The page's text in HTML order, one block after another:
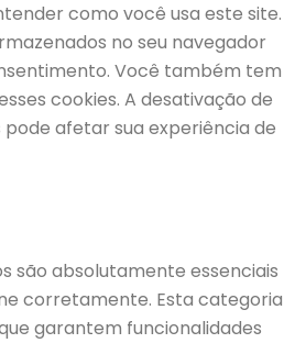
como você usa este site.
no seu navegador
Você também tem
cookies. A desativação de
pode afetar sua experiência de
são absolutamente essenciais
corretamente. Esta categoria
garantem funcionalidades